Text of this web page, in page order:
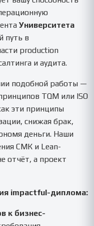
Университета
путь в
production
и аудита.
подобной работы —
TQM или ISO
эти принципы
снижая брак,
деньги. Наши
СМК и Lean-
отчёт, а проект
impactful-диплома:
к бизнес-